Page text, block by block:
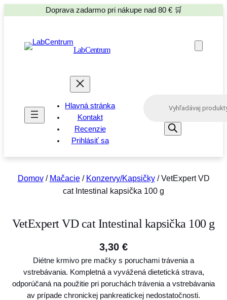
Doprava zadarmo pri nákupe nad 80 € 🛒
LabCentrum
Hlavná stránka
Kontakt
Recenzie
Prihlásiť sa
s
e
r
Domov/ Mačacie/ Konzervy/Kapsičky/ VetExpert VD
cat Intestinal kapsička 100 g
VetExpert VD cat Intestinal kapsička 100 g
3,30 €
Diétne krmivo pre mačky s poruchami trávenia a
vstrebávania. Kompletná a vyvážená dietetická strava,
odporúčaná na použitie pri poruchách trávenia a vstrebávania
av prípade chronickej pankreatickej nedostatočnosti.